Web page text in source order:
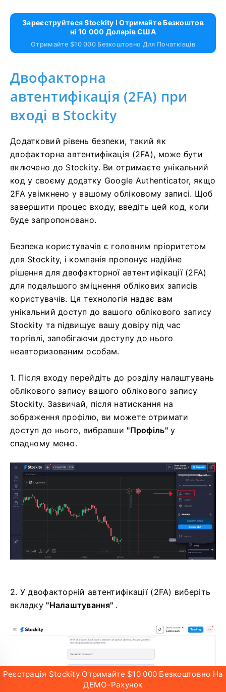
Зареєструйтеся Stockity І Отримайте Безкоштов
Ні 10 000 Доларів США
Отримайте $10 000 Безкоштовно Для Початківців
Двофакторна
автентифікація (2FA) при
Додатковий рівень безпеки, такий як
двофакторна автентифікація (2FA), може бути
включено до Stockity. Ви отримаєте унікальний
код у своєму додатку Google Authenticator, якщо
2FA увімкнено у вашому обліковому записі. Щоб
завершити процес входу, введіть цей код, коли
буде запропоновано.
для Stockity, і компанія пропонує надійне
рішення для двофакторної автентифікації (2FA)
для подальшого зміцнення облікових записів
користувачів. Ця технологія надає вам
унікальний доступ до вашого облікового запису
Stockity та підвищує вашу довіру під час
неавторизованим особам.
1. Після входу перейдіть до розділу налаштувань
облікового запису вашого облікового запису
Stockity. Зазвичай, після натискання на
зображення профілю, ви можете отримати
доступ до нього, вибравши
Реєстрація Stockity Отримайте $10 000 Безкоштовно На
ДЕМО-Рахунок